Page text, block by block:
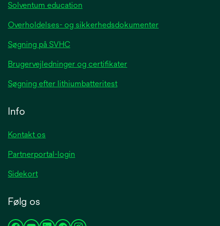
Solventum education
Overholdelses- og sikkerhedsdokumenter
Søgning på SVHC
Brugervejledninger og certifikater
Søgning efter lithiumbatteritest
Info
Kontakt os
Partnerportal-login
Sidekort
Følg os